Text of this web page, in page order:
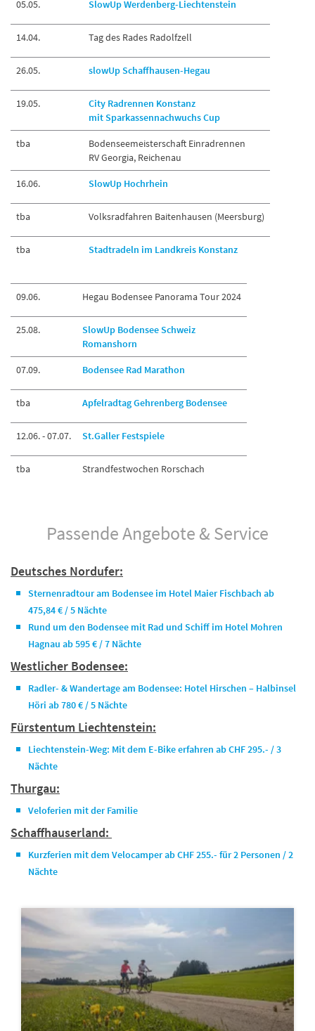
05.05. SlowUp Werdenberg-Liechtenstein
14.04. Tag des Rades Radolfzell
26.05. slowUp Schaffhausen-Hegau
19.05.
City Radrennen Konstanz
mit Sparkassennachwuchs Cup
tba
Bodenseemeisterschaft Einradrennen
RV Georgia, Reichenau
16.06. SlowUp Hochrhein
tba Volksradfahren Baitenhausen (Meersburg)
tba Stadtradeln im Landkreis Konstanz
09.06. Hegau Bodensee Panorama Tour 2024
25.08.
SlowUp Bodensee Schweiz
Romanshorn
07.09. Bodensee Rad Marathon
tba Apfelradtag Gehrenberg Bodensee
12.06. - 07.07. St.Galler Festspiele
tba Strandfestwochen Rorschach
Passende Angebote & Service
Deutsches Nordufer:
Sternenradtour am Bodensee im Hotel Maier Fischbach ab
475,84 € / 5 Nächte
Rund um den Bodensee mit Rad und Schiff im Hotel Mohren
Hagnau ab 595 € / 7 Nächte
Westlicher Bodensee:
Radler- & Wandertage am Bodensee: Hotel Hirschen – Halbinsel
Höri ab 780 € / 5 Nächte
Fürstentum Liechtenstein:
Liechtenstein-Weg: Mit dem E-Bike erfahren ab CHF 295.- / 3
Nächte
Thurgau:
Veloferien mit der Familie
Schaffhauserland:
Kurzferien mit dem Velocamper ab CHF 255.- für 2 Personen / 2
Nächte